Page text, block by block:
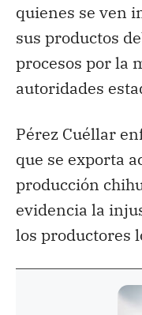
quienes se ven
sus productos
procesos por la
autoridades
Pérez Cuéllar
que se exporta
producción
evidencia la
los productores